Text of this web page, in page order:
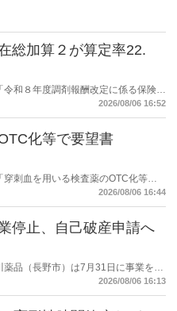
総加算２が算定率22.
和８年度調剤報酬改定に係る保険薬
算2の算定率が22.1％から3.3％へ大
2026/08/06 16:52
化等で要望書
刺血を用いる検査薬のOTC化等に
2026/08/06 16:44
停止、自己破産申請へ
品（長野市）は7月31日に事業を停
2026/08/06 16:13